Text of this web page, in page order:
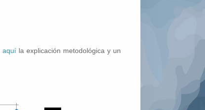
aquíla explicación metodológica y un